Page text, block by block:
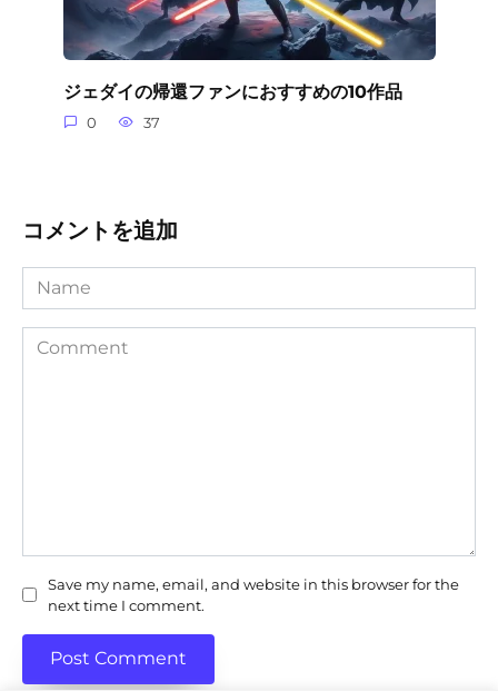
ジェダイの帰還ファンにおすすめの10作品
0 37
コメントを追加
Name
Comment
Save my name, email, and website in this browser for the
next time I comment.